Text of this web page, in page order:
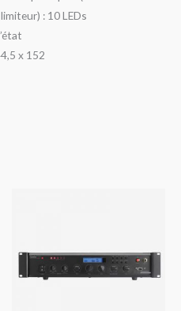
: 10 LEDs
x 152